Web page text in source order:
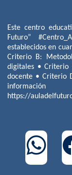
Este centro
Futuro”
establecidos en
Criterio B:
digitales • Criterio
docente • Criterio
https://